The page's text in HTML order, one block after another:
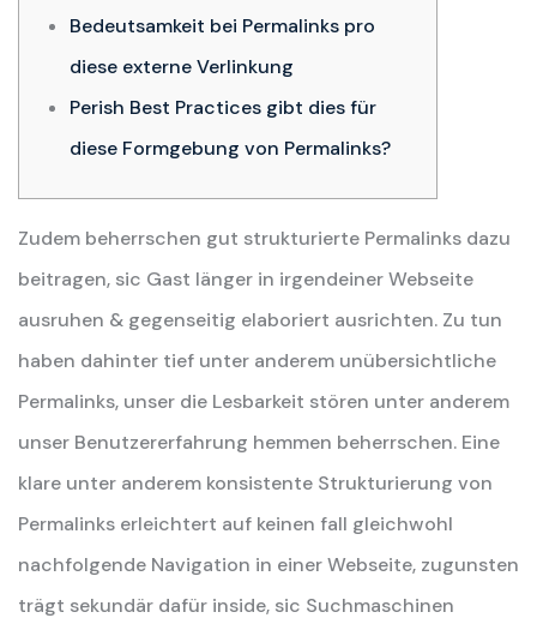
Bedeutsamkeit bei Permalinks pro
diese externe Verlinkung
Perish Best Practices gibt dies für
diese Formgebung von Permalinks?
Zudem beherrschen gut strukturierte Permalinks dazu
beitragen, sic Gast länger in irgendeiner Webseite
ausruhen & gegenseitig elaboriert ausrichten. Zu tun
haben dahinter tief unter anderem unübersichtliche
Permalinks, unser die Lesbarkeit stören unter anderem
unser Benutzererfahrung hemmen beherrschen. Eine
klare unter anderem konsistente Strukturierung von
Permalinks erleichtert auf keinen fall gleichwohl
nachfolgende Navigation in einer Webseite, zugunsten
trägt sekundär dafür inside, sic Suchmaschinen